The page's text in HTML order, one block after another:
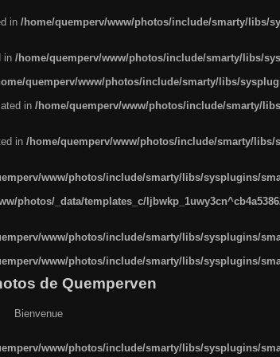
in /home/quemperv/www/photos/include/smarty/libs/
in /home/quemperv/www/photos/include/smarty/libs/
quemperv/www/photos/include/smarty/libs/
in /home/quemperv/www/photos/include/smarty/
in /home/quemperv/www/photos/include/smarty/
www/photos/include/smarty/libs/sysplugins/
photos/_data/templates_c/
www/photos/include/smarty/libs/sysplugins/
www/photos/include/smarty/libs/sysplugins/
de Quemperven
Bienvenue
www/photos/include/smarty/libs/sysplugins/